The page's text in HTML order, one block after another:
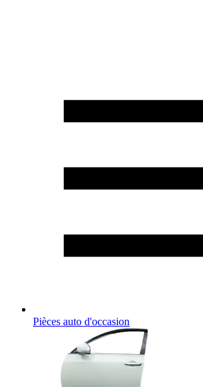
Pièces auto d'occasion